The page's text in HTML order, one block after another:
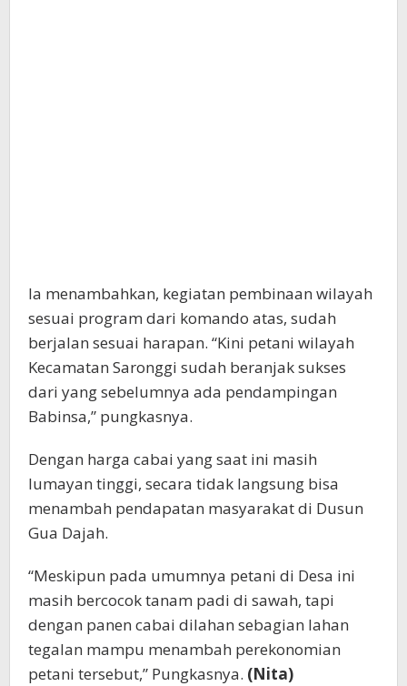
Ia menambahkan, kegiatan pembinaan wilayah
sesuai program dari komando atas, sudah
berjalan sesuai harapan. “Kini petani wilayah
Kecamatan Saronggi sudah beranjak sukses
dari yang sebelumnya ada pendampingan
Babinsa,” pungkasnya.
Dengan harga cabai yang saat ini masih
lumayan tinggi, secara tidak langsung bisa
menambah pendapatan masyarakat di Dusun
Gua Dajah.
“Meskipun pada umumnya petani di Desa ini
masih bercocok tanam padi di sawah, tapi
dengan panen cabai dilahan sebagian lahan
tegalan mampu menambah perekonomian
petani tersebut,” Pungkasnya. (Nita)